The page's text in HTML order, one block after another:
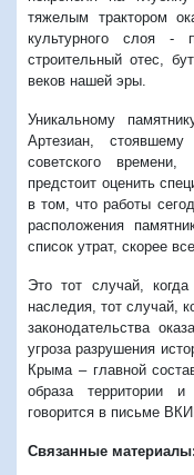
тяжелым трактором
культурного слоя -
строительный отес,
веков нашей эры.
Уникальному
Артезиан,
советского
предстоит оценить
в том, что работы
расположения
список утрат, скорее
Это тот случай, когда
наследия, тот случай,
законодательства
угроза разрушения
Крыма – главной
образа территории
говорится в письме
Связанные материалы: